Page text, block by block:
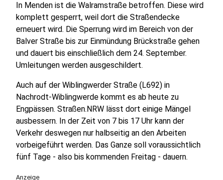
In Menden ist die Walramstraße betroffen. Diese wird
komplett gesperrt, weil dort die Straßendecke
erneuert wird. Die Sperrung wird im Bereich von der
Balver Straße bis zur Einmündung Brückstraße gehen
und dauert bis einschließlich dem 24. September.
Umleitungen werden ausgeschildert.
Auch auf der Wiblingwerder Straße (L692) in
Nachrodt-Wiblingwerde kommt es ab heute zu
Engpässen. Straßen.NRW lässt dort einige Mängel
ausbessern. In der Zeit von 7 bis 17 Uhr kann der
Verkehr deswegen nur halbseitig an den Arbeiten
vorbeigeführt werden. Das Ganze soll voraussichtlich
fünf Tage - also bis kommenden Freitag - dauern.
Anzeige